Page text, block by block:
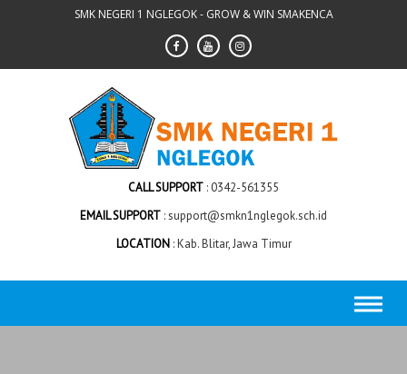
SMK NEGERI 1 NGLEGOK - GROW & WIN SMAKENCA
CALL SUPPORT 0342-561355
EMAIL SUPPORT support@smkn1nglegok.sch.id
LOCATION Kab. Blitar, Jawa Timur